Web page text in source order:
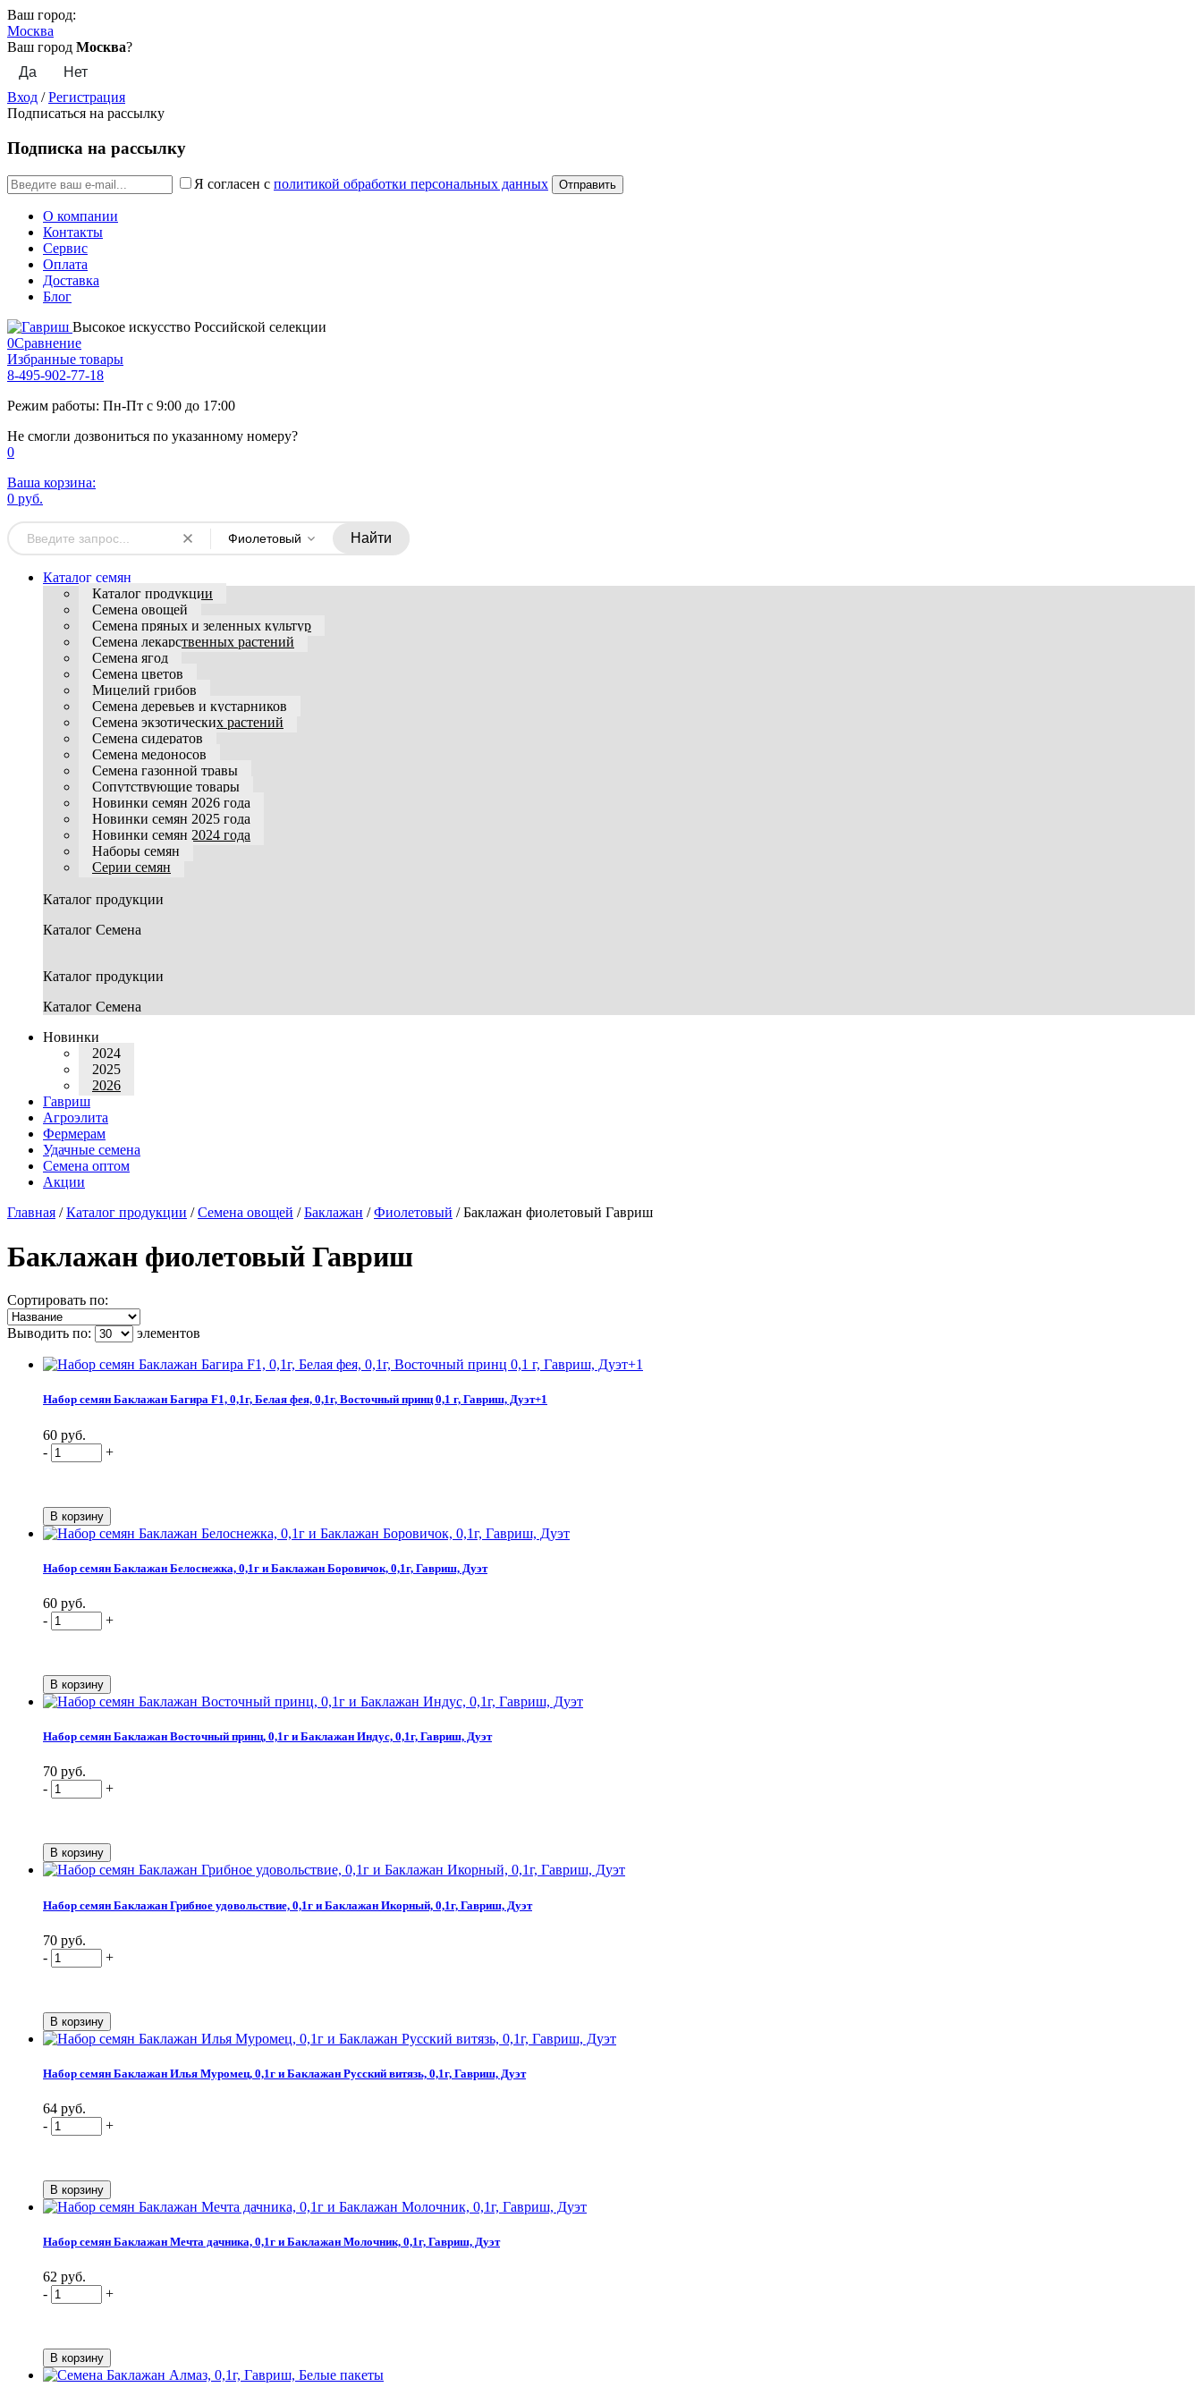
Ваш город:
Москва
Ваш город Москва?
Вход /Регистрация
Подписаться на рассылку
Подписка на рассылку
Я согласен с политикой обработки персональных данных
О компании
Контакты
Сервис
Оплата
Доставка
Блог
Высокое искусство Российской селекции
0Сравнение
Избранные товары
8-495-902-77-18
Режим работы: Пн-Пт с 9:00 до 17:00
Не смогли дозвониться по указанному номеру?
0
Ваша корзина:
0 руб.
Фиолетовый Найти
Каталог семян
Каталог продукции
Семена овощей
Семена пряных и зеленных культур
Семена лекарственных растений
Семена ягод
Семена цветов
Мицелий грибов
Семена деревьев и кустарников
Семена экзотических растений
Семена сидератов
Семена медоносов
Семена газонной травы
Сопутствующие товары
Новинки семян 2026 года
Новинки семян 2025 года
Новинки семян 2024 года
Наборы семян
Серии семян
Каталог продукции
Каталог Семена
Каталог продукции
Каталог Семена
Новинки
2024
2025
2026
Гавриш
Агроэлита
Фермерам
Удачные семена
Семена оптом
Акции
Главная /Каталог продукции /Семена овощей /Баклажан /Фиолетовый /Баклажан фиолетовый Гавриш
Баклажан фиолетовый Гавриш
Сортировать по:
Выводить по: элементов
Набор семян Баклажан Багира F1, 0,1г, Белая фея, 0,1г, Восточный принц 0,1 г, Гавриш, Дуэт+1
60 руб.
-
+
Набор семян Баклажан Белоснежка, 0,1г и Баклажан Боровичок, 0,1г, Гавриш, Дуэт
60 руб.
-
+
Набор семян Баклажан Восточный принц, 0,1г и Баклажан Индус, 0,1г, Гавриш, Дуэт
70 руб.
-
+
Набор семян Баклажан Грибное удовольствие, 0,1г и Баклажан Икорный, 0,1г, Гавриш, Дуэт
70 руб.
-
+
Набор семян Баклажан Илья Муромец, 0,1г и Баклажан Русский витязь, 0,1г, Гавриш, Дуэт
64 руб.
-
+
Набор семян Баклажан Мечта дачника, 0,1г и Баклажан Молочник, 0,1г, Гавриш, Дуэт
62 руб.
-
+